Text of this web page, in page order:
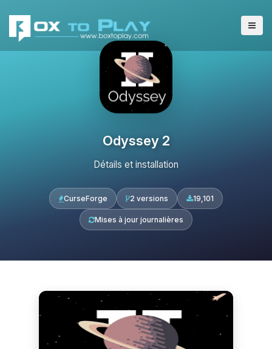
Odyssey 2
Détails et installation
CurseForge 2 versions 19,101
Mises à jour journalières